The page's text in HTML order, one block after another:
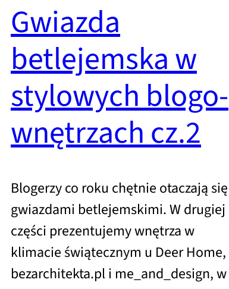
Gwiazda
betlejemska w
stylowych blogo-
wnętrzach cz.2
Blogerzy co roku chętnie otaczają się
gwiazdami betlejemskimi. W drugiej
części prezentujemy wnętrza w
klimacie świątecznym u Deer Home,
bezarchitekta.pl i me_and_design, w